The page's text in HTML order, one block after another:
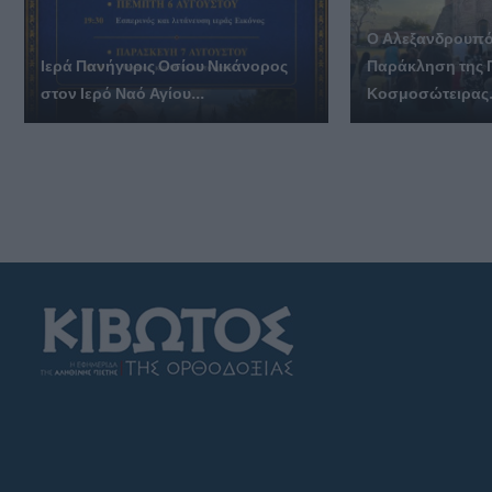
Ιερά Πανήγυρις Οσίου Νικάνορος
στον Ιερό Ναό Αγίου...
Ο
Παράκληση της